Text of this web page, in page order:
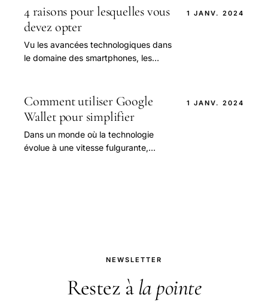
4 raisons pour lesquelles vous
devez opter
Vu les avancées technologiques dans
le domaine des smartphones, les
1 JANV. 2024
Comment utiliser Google
Wallet pour simplifier
Dans un monde où la technologie
évolue à une vitesse fulgurante,
1 JANV. 2024
NEWSLETTER
Restez à la pointe